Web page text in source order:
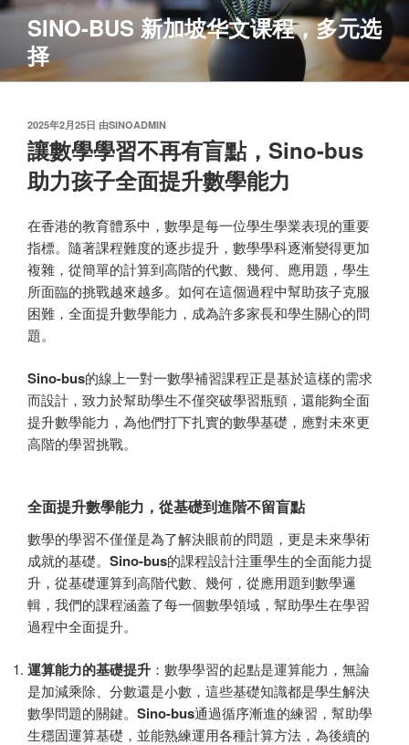
跳
容
SINO-BUS 新加坡华文课程，多元选
择
发
布
于
2025年2月25日 由SINOADMIN
讓數學學習不再有盲點，Sino-bus
助力孩子全面提升數學能力
在香港的教育體系中，數學是每一位學生學業表現的重要
指標。隨著課程難度的逐步提升，數學學科逐漸變得更加
複雜，從簡單的計算到高階的代數、幾何、應用題，學生
所面臨的挑戰越來越多。如何在這個過程中幫助孩子克服
困難，全面提升數學能力，成為許多家長和學生關心的問
題。
Sino-bus的線上一對一數學補習課程正是基於這樣的需求
而設計，致力於幫助學生不僅突破學習瓶頸，還能夠全面
提升數學能力，為他們打下扎實的數學基礎，應對未來更
高階的學習挑戰。
全面提升數學能力，從基礎到進階不留盲點
數學的學習不僅僅是為了解決眼前的問題，更是未來學術
成就的基礎。 Sino-bus的課程設計注重學生的全面能力提
升，從基礎運算到高階代數、幾何，從應用題到數學邏
輯，我們的課程涵蓋了每一個數學領域，幫助學生在學習
過程中全面提升。
運算能力的基礎提升 ：數學學習的起點是運算能力，無論
是加減乘除、分數還是小數，這些基礎知識都是學生解決
數學問題的關鍵。 Sino-bus通過循序漸進的練習，幫助學
生穩固運算基礎，並能熟練運用各種計算方法，為後續的